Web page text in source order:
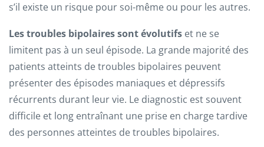
s’il existe un risque pour soi-même ou pour les autres.
Les troubles bipolaires sont évolutifs et ne se
limitent pas à un seul épisode. La grande majorité des
patients atteints de troubles bipolaires peuvent
présenter des épisodes maniaques et dépressifs
récurrents durant leur vie. Le diagnostic est souvent
difficile et long entraînant une prise en charge tardive
des personnes atteintes de troubles bipolaires.